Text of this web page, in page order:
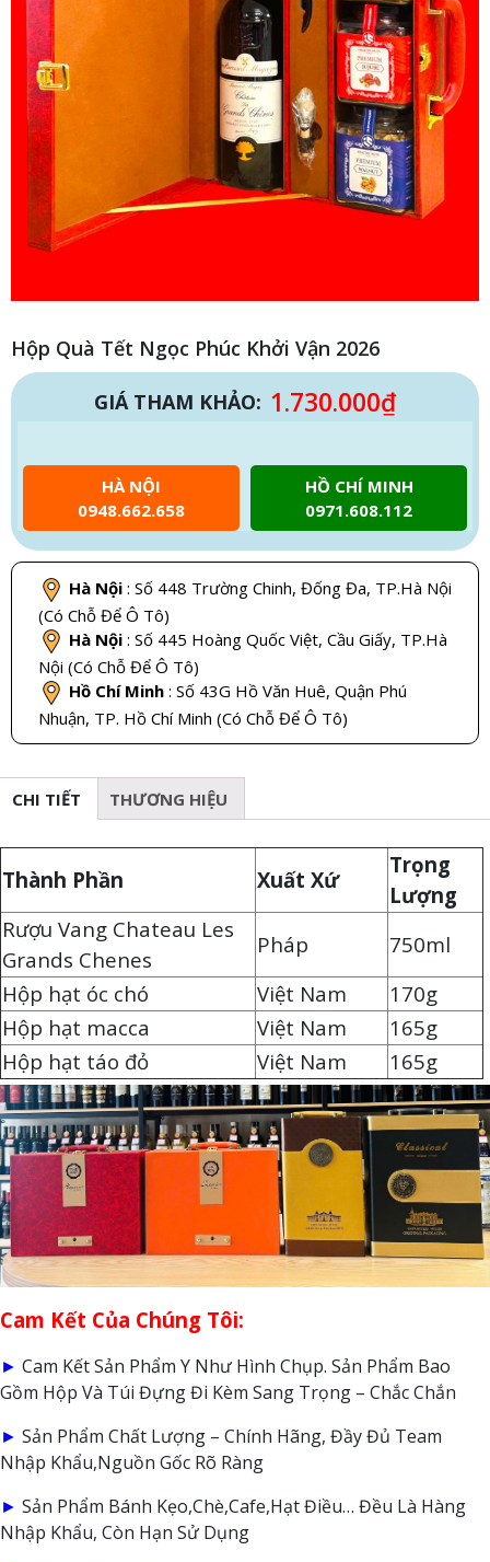
Hộp Quà Tết Ngọc Phúc Khởi Vận 2026
GIÁ THAM KHẢO: 1.730.000₫
HÀ NỘI
0948.662.658
HỒ CHÍ MINH
0971.608.112
Hà Nội : Số 448 Trường Chinh, Đống Đa, TP.Hà Nội
(Có Chỗ Để Ô Tô)
Hà Nội : Số 445 Hoàng Quốc Việt, Cầu Giấy, TP.Hà
Nội (Có Chỗ Để Ô Tô)
Hồ Chí Minh : Số 43G Hồ Văn Huê, Quận Phú
Nhuận, TP. Hồ Chí Minh (Có Chỗ Để Ô Tô)
CHI TIẾT THƯƠNG HIỆU
Thành Phần Xuất Xứ
Trọng
Lượng
Rượu Vang Chateau Les
Grands Chenes
Pháp
750ml
Hộp hạt óc chó
Việt Nam
170g
Hộp hạt macca
Việt Nam
165g
Hộp hạt táo đỏ
Việt Nam 165g
Cam Kết Của Chúng Tôi:
► Cam Kết Sản Phẩm Y Như Hình Chụp. Sản Phẩm Bao
Gồm Hộp Và Túi Đựng Đi Kèm Sang Trọng – Chắc Chắn
► Sản Phẩm Chất Lượng – Chính Hãng, Đầy Đủ Team
Nhập Khẩu,Nguồn Gốc Rõ Ràng
► Sản Phẩm Bánh Kẹo,Chè,Cafe,Hạt Điều… Đều Là Hàng
Nhập Khẩu, Còn Hạn Sử Dụng